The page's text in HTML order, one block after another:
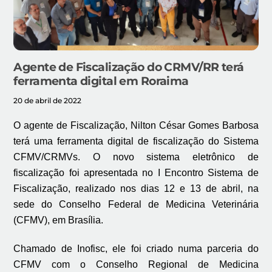
Agente de Fiscalização do CRMV/RR terá
ferramenta digital em Roraima
20 de abril de 2022
O agente de Fiscalização, Nilton César Gomes Barbosa
terá uma ferramenta digital de fiscalização do Sistema
CFMV/CRMVs. O novo sistema eletrônico de
fiscalização foi apresentada no I Encontro Sistema de
Fiscalização, realizado nos dias 12 e 13 de abril, na
sede do Conselho Federal de Medicina Veterinária
(CFMV), em Brasília.
Chamado de Inofisc, ele foi criado numa parceria do
CFMV com o Conselho Regional de Medicina